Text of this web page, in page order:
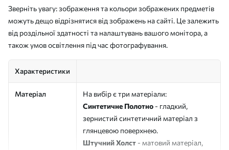
Зверніть увагу: зображення та кольори зображених предметів
можуть дещо відрізнятися від зображень на сайті. Це залежить
від роздільної здатності та налаштувань вашого монітора, а
також умов освітлення під час фотографування.
Характеристики
Матеріал
На вибір є три матеріали:
Синтетичне Полотно - гладкий,
зернистий синтетичний матеріал з
глянцевою поверхнею.
Штучний Холст - матовий матеріал,